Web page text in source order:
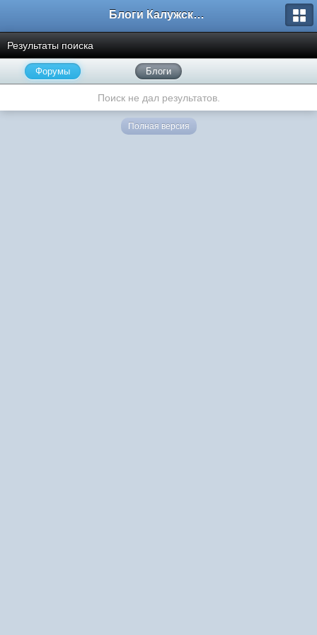
Блоги Калужского перекрестка
Результаты поиска
Форумы Блоги
Поиск не дал результатов.
Полная версия